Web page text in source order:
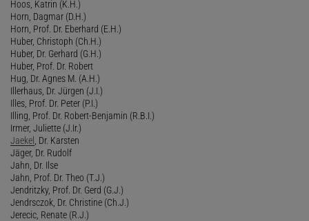
Hoos, Katrin (K.H.)
Horn, Dagmar (D.H.)
Horn, Prof. Dr. Eberhard (E.H.)
Huber, Christoph (Ch.H.)
Huber, Dr. Gerhard (G.H.)
Huber, Prof. Dr. Robert
Hug, Dr. Agnes M. (A.H.)
Illerhaus, Dr. Jürgen (J.I.)
Illes, Prof. Dr. Peter (P.I.)
Illing, Prof. Dr. Robert-Benjamin (R.B.I.)
Irmer, Juliette (J.Ir.)
Jaekel , Dr. Karsten
Jäger, Dr. Rudolf
Jahn, Dr. Ilse
Jahn, Prof. Dr. Theo (T.J.)
Jendritzky, Prof. Dr. Gerd (G.J.)
Jendrsczok, Dr. Christine (Ch.J.)
Jerecic, Renate (R.J.)